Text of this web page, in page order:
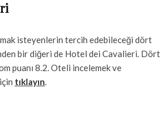
isteyenlerin tercih edebileceği dört
bir diğeri de Hotel dei Cavalieri. Dört
puanı 8.2. Oteli incelemek ve
tıklayın.